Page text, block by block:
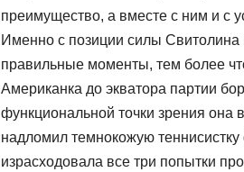
преимущество, а вместе с ним и с
Именно с позиции силы Свитолина
правильные моменты, тем более
Американка до экватора партии
функциональной точки зрения она
надломил темнокожую теннисистку
израсходовала все три попытки